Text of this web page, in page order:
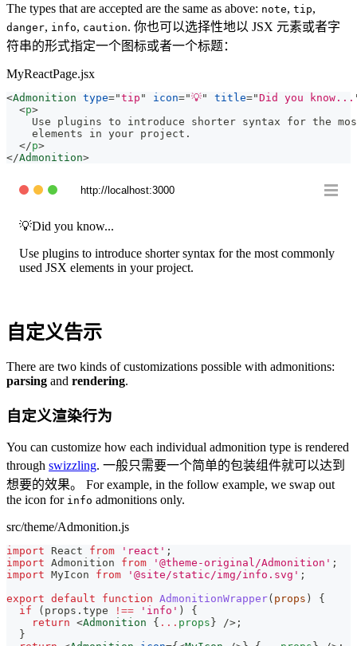
The types that are accepted are the same as above: note, tip,
danger, info, caution. 你也可以选择性地以 JSX 元素或者字
符串的形式指定一个图标或者一个标题：
MyReactPage.jsx
<Admonition type="tip " icon="💡" title="Did you know...
<p>
Use plugins to introduce shorter syntax for the
    elements in your project.
</p>
</Admonition>
http://localhost:3000
💡Did you know...
Use plugins to introduce shorter syntax for the most commonly
used JSX elements in your project.
自定义告示
There are two kinds of customizations possible with admonitions:
parsing and rendering.
自定义渲染行为
You can customize how each individual admonition type is rendered
through swizzling. 一般只需要一个简单的包装组件就可以达到
想要的效果。 For example, in the follow example, we swap out
the icon for info admonitions only.
src/theme/Admonition.js
import React from 'react' ;
import Admonition from '@theme-original/Admonition' ;
import MyIcon from '@site/static/img/info.svg' ;
export default function AdmonitionWrapper( props )
{
if
( props . type !== 'info' )
{
return <Admonition { ... props } /> ;
}